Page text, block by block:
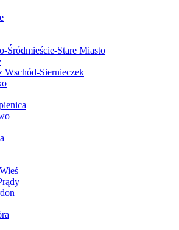
Śródmieście-Stare Miasto
Wschód-Siernieczek